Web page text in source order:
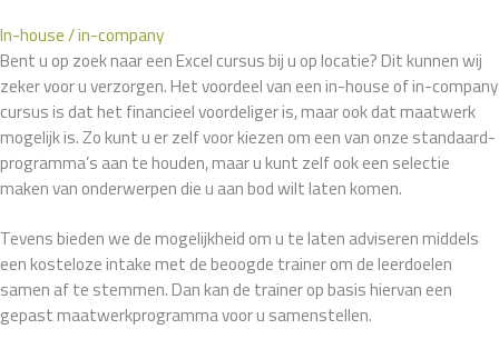
In-house / in-company
Bent u op zoek naar een Excel cursus bij u op locatie? Dit kunnen wij
zeker voor u verzorgen. Het voordeel van een in-house of in-company
cursus is dat het financieel voordeliger is, maar ook dat maatwerk
mogelijk is. Zo kunt u er zelf voor kiezen om een van onze standaard-
programma’s aan te houden, maar u kunt zelf ook een selectie
maken van onderwerpen die u aan bod wilt laten komen.
Tevens bieden we de mogelijkheid om u te laten adviseren middels
een kosteloze intake met de beoogde trainer om de leerdoelen
samen af te stemmen. Dan kan de trainer op basis hiervan een
gepast maatwerkprogramma voor u samenstellen.